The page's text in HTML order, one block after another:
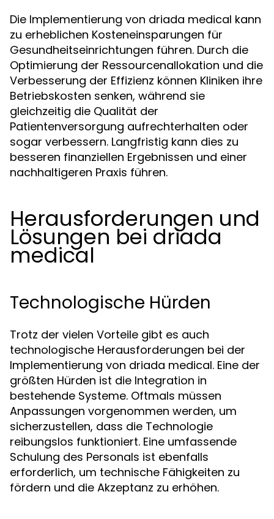
Die Implementierung von driada medical kann
zu erheblichen Kosteneinsparungen für
Gesundheitseinrichtungen führen. Durch die
Optimierung der Ressourcenallokation und die
Verbesserung der Effizienz können Kliniken ihre
Betriebskosten senken, während sie
gleichzeitig die Qualität der
Patientenversorgung aufrechterhalten oder
sogar verbessern. Langfristig kann dies zu
besseren finanziellen Ergebnissen und einer
nachhaltigeren Praxis führen.
Herausforderungen und
Lösungen bei driada
medical
Technologische Hürden
Trotz der vielen Vorteile gibt es auch
technologische Herausforderungen bei der
Implementierung von driada medical. Eine der
größten Hürden ist die Integration in
bestehende Systeme. Oftmals müssen
Anpassungen vorgenommen werden, um
sicherzustellen, dass die Technologie
reibungslos funktioniert. Eine umfassende
Schulung des Personals ist ebenfalls
erforderlich, um technische Fähigkeiten zu
fördern und die Akzeptanz zu erhöhen.